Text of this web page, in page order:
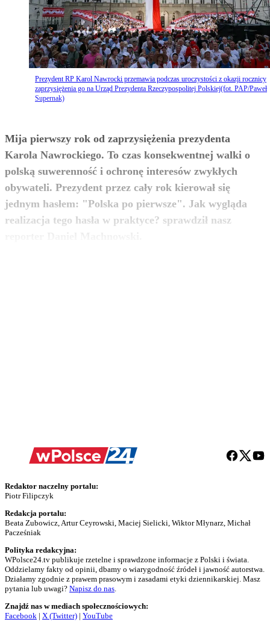
Prezydent RP Karol Nawrocki przemawia podczas uroczystości z okazji rocznicy
zaprzysiężenia go na Urząd Prezydenta Rzeczypospolitej Polskiej(fot. PAP/Paweł
Supernak)
Mija pierwszy rok od zaprzysiężenia prezydenta
Karola Nawrockiego. To czas konsekwentnej walki o
polską suwerenność i ochronę interesów zwykłych
obywateli. Prezydent przez cały rok kierował się
jednym hasłem: "Polska po pierwsze". Jak wygląda
realizacja tego hasła w praktyce? sprawdził nasz
zobacz więcej
Redaktor naczelny portalu:
Piotr Filipczyk
Redakcja portalu:
Beata Zubowicz, Artur Ceyrowski, Maciej Sielicki, Wiktor Młynarz, Michał
Pacześniak
Polityka redakcyjna:
WPolsce24.tv publikuje rzetelne i sprawdzone informacje z Polski i świata.
Oddzielamy fakty od opinii, dbamy o wiarygodność źródeł i jawność autorstwa.
Działamy zgodnie z prawem prasowym i zasadami etyki dziennikarskiej. Masz
pytania lub uwagi? Napisz do nas.
Znajdź nas w mediach społecznościowych:
Facebook | X (Twitter) | YouTube